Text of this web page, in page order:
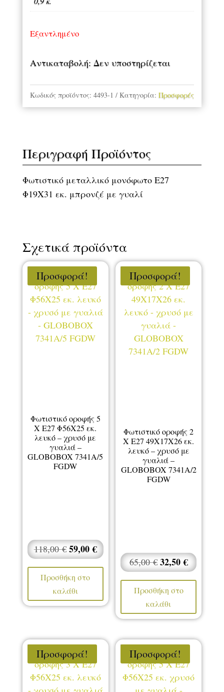
19,90 €.
Εξαντλημένο
Αντικαταβολή: Δεν υποστηρίζεται
Κωδικός προϊόντος: 4493-1 Κατηγορία: Προσφορές
Περιγραφή Προϊόντος
Φωτιστικό μεταλλικό μονόφωτο Ε27
Φ19Χ31 εκ. μπρονζέ με γυαλί
Σχετικά προϊόντα
Προσφορά!
Φωτιστικό οροφής 5
Χ Ε27 Φ56Χ25 εκ.
λευκό – χρυσό με
γυαλιά –
GLOBOBOX 7341A/5
FGDW
118,00€ Original
price
was:
118,00 €.
59,00€Η
τρέχουσα
59,00 €.
Προσθήκη στο
καλάθι
Προσφορά!
Φωτιστικό οροφής 2
Χ Ε27 49Χ17Χ26 εκ.
λευκό – χρυσό με
γυαλιά –
GLOBOBOX 7341A/2
FGDW
65,00€ Original
price
was:
65,00 €.
32,50€Η
32,50 €.
Προσθήκη στο
καλάθι
Προσφορά! Προσφορά!